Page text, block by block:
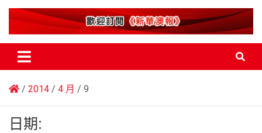
新華澳報
2014 4 月 9
日期: